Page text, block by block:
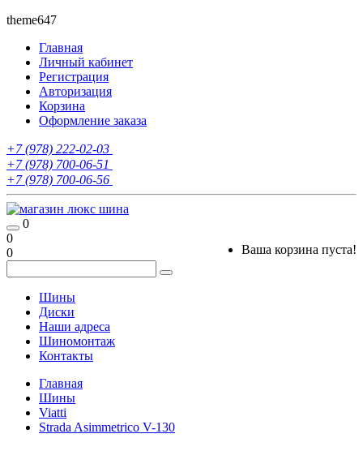
theme647
Главная
Личный кабинет
Регистрация
Авторизация
Корзина
Оформление заказа
+7 (978) 222-02-03
+7 (978) 700-06-51
+7 (978) 700-06-56
0
Ваша корзина пуста!
0
0
Шины
Диски
Наши адреса
Шиномонтаж
Контакты
Главная
Шины
Viatti
Strada Asimmetrico V-130